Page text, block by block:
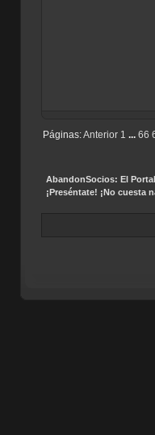
Páginas:Anterior 1 ... 66
AbandonSocios: El
¡Preséntate! ¡No cuesta